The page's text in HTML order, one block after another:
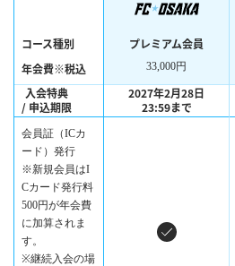
コース種別
年会費※税込
入会特典
/ 申込期限
プレミアム会員
33,000円
2027年2月28日
23:59まで
会員証（ICカ
ード）発行
※新規会員はI
Cカード発行料
500円が年会費
に加算されま
す。
※継続入会の場